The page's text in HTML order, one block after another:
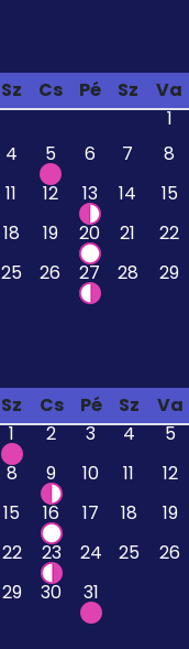
Sz Cs Pé Sz
Va
1
4 5 6 7
8
11 12 13 14
15
18 19 20 21
22
25 26 27 28
29
Sz Cs Pé Sz
Va
1
2 3 4
5
8 9 10 11
12
15 16 17 18
19
22 23 24 25
26
29 30 31